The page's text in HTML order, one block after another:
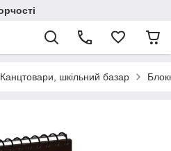
Канцтовари, шкільний базар